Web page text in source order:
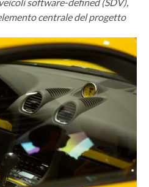
centrale del progetto